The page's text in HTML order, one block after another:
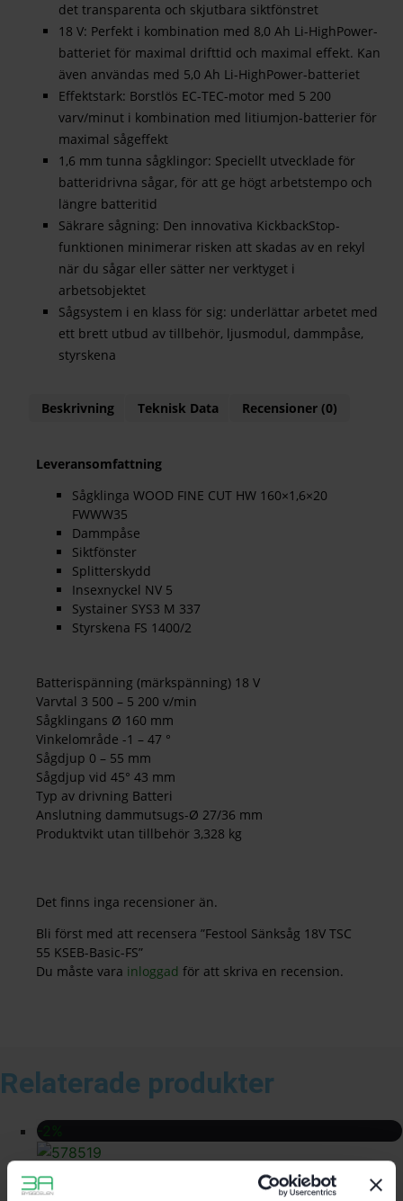
det transparenta och skjutbara siktfönstret
18 V: Perfekt i kombination med 8,0 Ah Li-HighPower-
batteriet för maximal drifttid och maximal effekt. Kan
även användas med 5,0 Ah Li-HighPower-batteriet
Effektstark: Borstlös EC-TEC-motor med 5 200
varv/minut i kombination med litiumjon-batterier för
maximal sågeffekt
1,6 mm tunna sågklingor: Speciellt utvecklade för
batteridrivna sågar, för att ge högt arbetstempo och
längre batteritid
Säkrare sågning: Den innovativa KickbackStop-
funktionen minimerar risken att skadas av en rekyl
när du sågar eller sätter ner verktyget i
arbetsobjektet
Sågsystem i en klass för sig: underlättar arbetet med
ett brett utbud av tillbehör, ljusmodul, dammpåse,
styrskena
Beskrivning Teknisk Data Recensioner (0)
Leveransomfattning
Sågklinga WOOD FINE CUT HW 160×1,6×20
FWWW35
Dammpåse
Siktfönster
Splitterskydd
Insexnyckel NV 5
Systainer SYS3 M 337
Styrskena FS 1400/2
Batterispänning (märkspänning) 18 V
Varvtal 3 500 – 5 200 v/min
Sågklingans Ø 160 mm
Vinkelområde -1 – 47 °
Sågdjup 0 – 55 mm
Sågdjup vid 45° 43 mm
Typ av drivning Batteri
Anslutning dammutsugs-Ø 27/36 mm
Produktvikt utan tillbehör 3,328 kg
Det finns inga recensioner än.
Bli först med att recensera ”Festool Sänksåg 18V TSC
55 KSEB-Basic-FS”
Du måste vara inloggad för att skriva en recension.
Relaterade produkter
-2%
Festool HighPower-